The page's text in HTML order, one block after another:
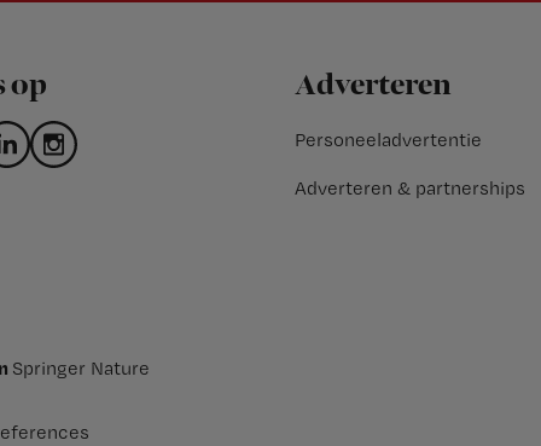
op Adverteren
Personeeladvertentie
Adverteren & partnerships
Springer Nature